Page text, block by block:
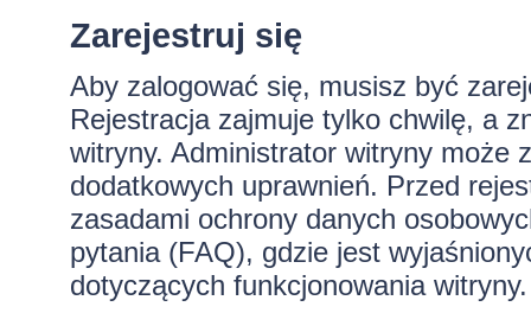
Zarejestruj się
Aby zalogować się, musisz być
Rejestracja zajmuje tylko chwilę, a
witryny. Administrator witryny może
dodatkowych uprawnień. Przed
zasadami ochrony danych
pytania (FAQ), gdzie jest
dotyczących funkcjonowania witryny.